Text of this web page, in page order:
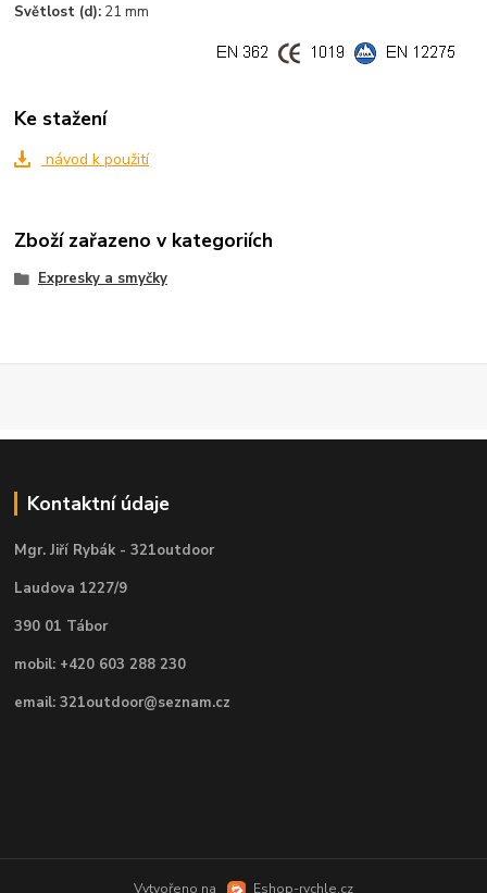
Světlost (d): 21 mm
Ke stažení
návod k použití
Zboží zařazeno v kategoriích
Expresky a smyčky
Kontaktní údaje
Mgr. Jiří Rybák - 321outdoor
Laudova 1227/9
390 01 Tábor
mobil: +420 603 288 230
email: 321outdoor@seznam.cz
Vytvořeno na Eshop-rychle.cz